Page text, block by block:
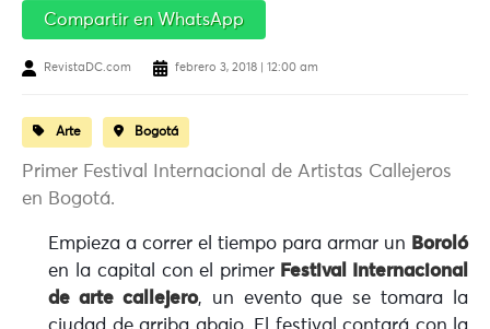
Compartir en WhatsApp
RevistaDC.com febrero 3, 2018 | 12:00 am
Arte Bogotá
Primer Festival Internacional de Artistas Callejeros
en Bogotá.
Empieza a correr el tiempo para armar un Boroló
en la capital con el primer Festival Internacional
de arte callejero, un evento que se tomara la